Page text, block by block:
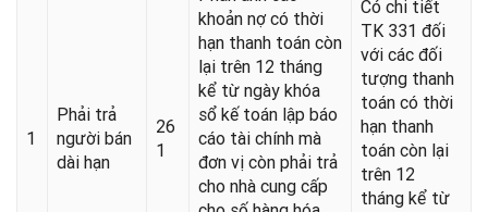
1
Phải trả
người bán
dài hạn
26
1
khoản nợ có thời
hạn thanh toán còn
lại trên 12 tháng
kể từ ngày khóa
sổ kế toán lập báo
cáo tài chính mà
đơn vị còn phải trả
cho nhà cung cấp
Có chi tiết
TK 331 đối
với các đối
tượng thanh
toán có thời
hạn thanh
toán còn lại
trên 12
tháng kể từ